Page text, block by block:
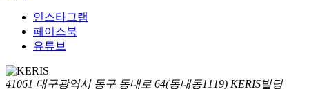
인스타그램
페이스북
유튜브
41061 대구광역시 동구 동내로 64(동내동1119) KERIS빌딩